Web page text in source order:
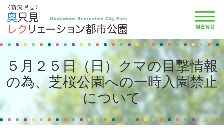
５月２５日（日）クマの目撃情報
の為、芝桜公園への一時入園禁止
について